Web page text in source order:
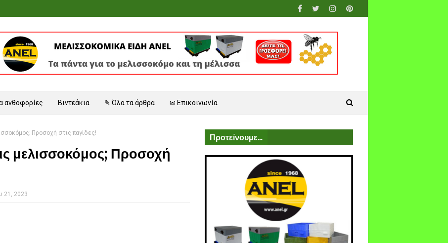
ανθοφορίες Βιντεάκια ✎ Όλα τα άρθρα ✉ Επικοινωνία
Προσοχή στις παγίδες!
μελισσοκόμος; Προσοχή
21, 2023
Προτείνουμε...